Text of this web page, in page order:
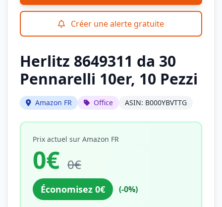
Créer une alerte gratuite
Herlitz 8649311 da 30
Pennarelli 10er, 10 Pezzi
Amazon FR Office ASIN: B000YBVTTG
Prix actuel sur Amazon FR
0€ 0€
Économisez 0€ (-0%)